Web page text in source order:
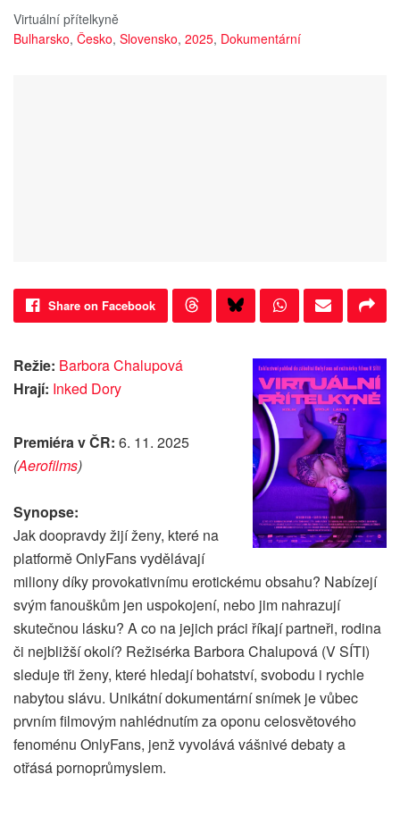
Virtuální přítelkyně
Bulharsko, Česko, Slovensko, 2025, Dokumentární
Share on Facebook
Režie: Barbora Chalupová
Hrají: Inked Dory
Premiéra v ČR: 6. 11. 2025
(Aerofilms)
Synopse:
Jak doopravdy žijí ženy, které na
platformě OnlyFans vydělávají
miliony díky provokativnímu erotickému obsahu? Nabízejí
svým fanouškům jen uspokojení, nebo jim nahrazují
skutečnou lásku? A co na jejich práci říkají partneři, rodina
či nejbližší okolí? Režisérka Barbora Chalupová (V SÍTI)
sleduje tři ženy, které hledají bohatství, svobodu i rychle
nabytou slávu. Unikátní dokumentární snímek je vůbec
prvním filmovým nahlédnutím za oponu celosvětového
fenoménu OnlyFans, jenž vyvolává vášnivé debaty a
otřásá pornoprůmyslem.